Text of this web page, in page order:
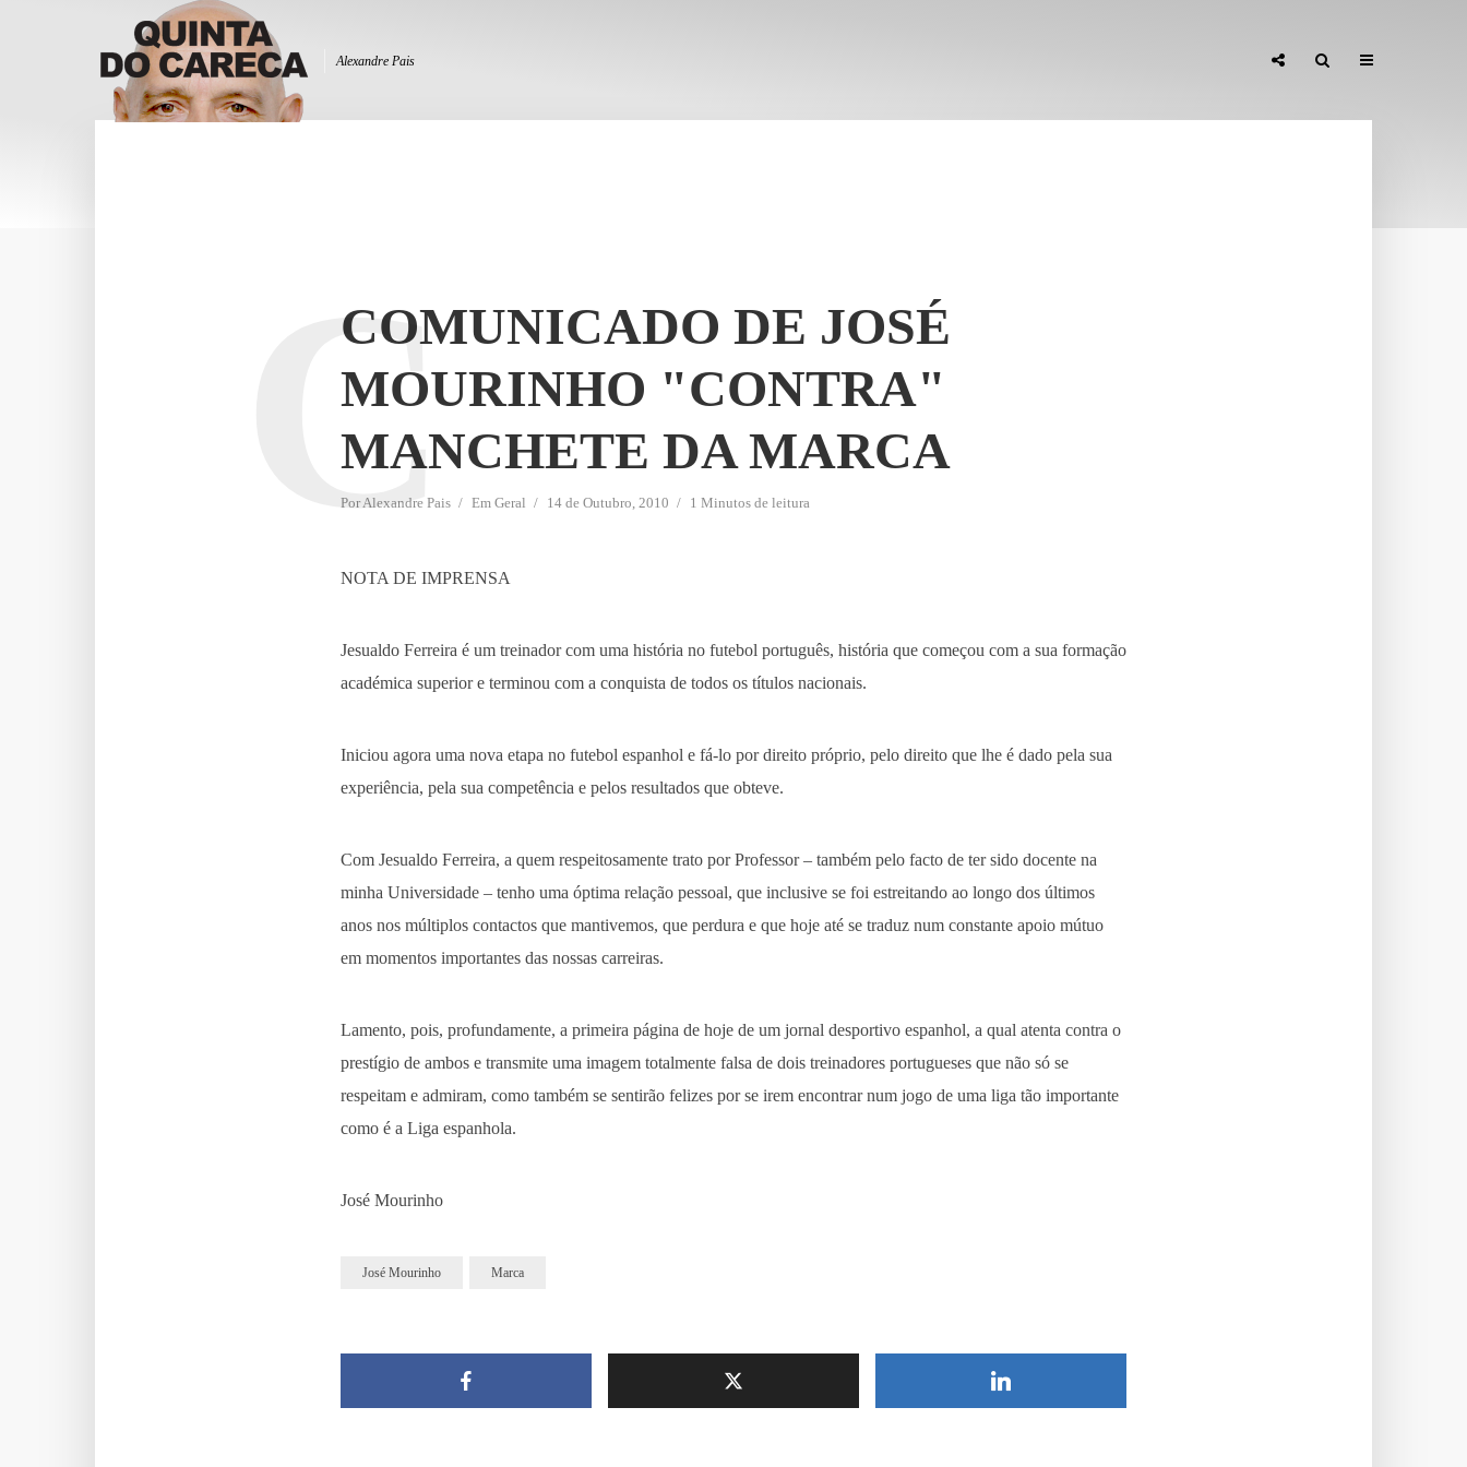
Alexandre Pais
COMUNICADO DE JOSÉ
MOURINHO "CONTRA"
MANCHETE DA MARCA
PorAlexandre Pais Em Geral 14 de Outubro, 2010 1 Minutos de leitura
C
NOTA DE IMPRENSA
Jesualdo Ferreira é um treinador com uma história no futebol português, história que começou com a sua formação
académica superior e terminou com a conquista de todos os títulos nacionais.
Iniciou agora uma nova etapa no futebol espanhol e fá-lo por direito próprio, pelo direito que lhe é dado pela sua
experiência, pela sua competência e pelos resultados que obteve.
Com Jesualdo Ferreira, a quem respeitosamente trato por Professor – também pelo facto de ter sido docente na
minha Universidade – tenho uma óptima relação pessoal, que inclusive se foi estreitando ao longo dos últimos
anos nos múltiplos contactos que mantivemos, que perdura e que hoje até se traduz num constante apoio mútuo
em momentos importantes das nossas carreiras.
Lamento, pois, profundamente, a primeira página de hoje de um jornal desportivo espanhol, a qual atenta contra o
prestígio de ambos e transmite uma imagem totalmente falsa de dois treinadores portugueses que não só se
respeitam e admiram, como também se sentirão felizes por se irem encontrar num jogo de uma liga tão importante
como é a Liga espanhola.
José Mourinho
José Mourinho Marca